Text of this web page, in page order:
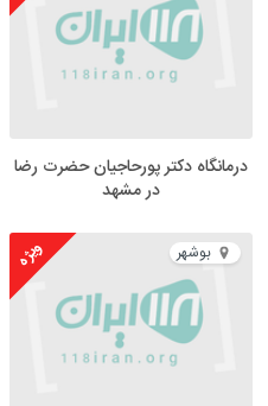
درمانگاه دکتر پورحاجیان حضرت رضا
در مشهد
بوشهر ویژه